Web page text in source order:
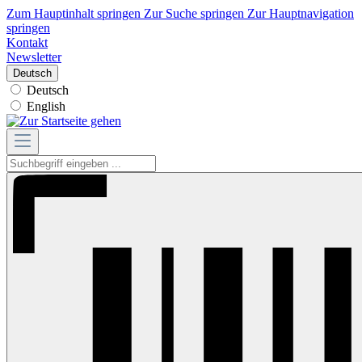
Zum Hauptinhalt springen Zur Suche springen Zur Hauptnavigation
springen
Kontakt
Newsletter
Deutsch
Deutsch
English